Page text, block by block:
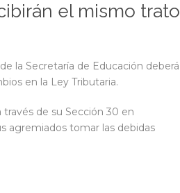
el mismo trato
la Secretaría de Educación deberá
en la Ley Tributaria.
través de su Sección 30 en
agremiados tomar las debidas